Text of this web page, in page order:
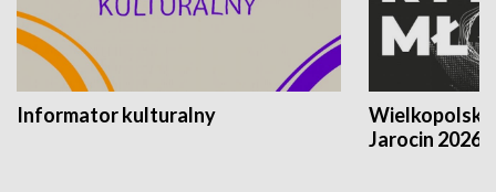
Informator kulturalny
Jarocin 2026